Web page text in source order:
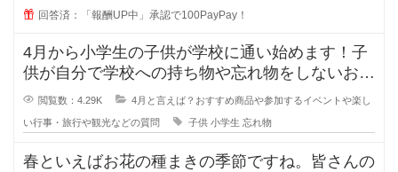
回答済：「報酬UP中」承認で100PayPay！
4月から小学生の子供が学校に通い始めます！子
供が自分で学校への持ち物や忘れ物をしないおす
すめの方法を教えてください！どう
閲覧数：4.29K 4月と言えば？おすすめ商品や参加するイベントや楽し
い行事・旅行や観光などの質問 子供 小学生 忘れ物
春といえばお花の種まきの季節ですね。皆さんの